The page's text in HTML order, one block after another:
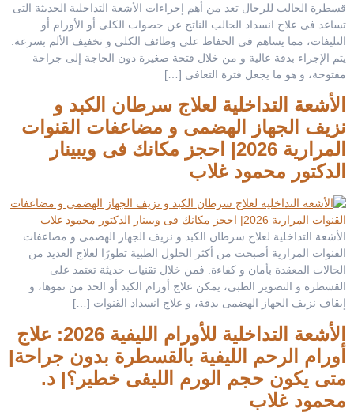
قسطرة الحالب للرجال تعد من أهم إجراءات الأشعة التداخلية الحديثة التى
تساعد فى علاج انسداد الحالب الناتج عن حصوات الكلى أو الأورام أو
التليفات، مما يساهم فى الحفاظ على وظائف الكلى و تخفيف الألم بسرعة.
يتم الإجراء بدقة عالية و من خلال فتحة صغيرة دون الحاجة إلى جراحة
مفتوحة، و هو ما يجعل فترة التعافى […]
الأشعة التداخلية لعلاج سرطان الكبد و
نزيف الجهاز الهضمى و مضاعفات القنوات
المرارية 2026| احجز مكانك فى ويبينار
الدكتور محمود غلاب
الأشعة التداخلية لعلاج سرطان الكبد و نزيف الجهاز الهضمى و مضاعفات
القنوات المرارية أصبحت من أكثر الحلول الطبية تطورًا لعلاج العديد من
الحالات المعقدة بأمان و كفاءة. فمن خلال تقنيات حديثة تعتمد على
القسطرة و التصوير الطبى، يمكن علاج أورام الكبد أو الحد من نموها، و
إيقاف نزيف الجهاز الهضمى بدقة، و علاج انسداد القنوات […]
الأشعة التداخلية للأورام الليفية 2026: علاج
أورام الرحم الليفية بالقسطرة بدون جراحة|
متى يكون حجم الورم الليفى خطير؟| د.
محمود غلاب